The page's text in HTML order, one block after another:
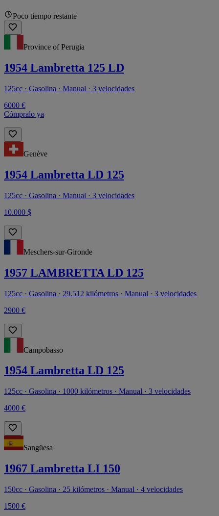
Poco tiempo restante
Province of Perugia
1954 Lambretta 125 LD
125cc · Gasolina · Manual · 3 velocidades
6000 €
Cómpralo ya
Genève
1954 Lambretta LD 125
125cc · Gasolina · Manual · 3 velocidades
10.000 $
Meschers-sur-Gironde
1957 LAMBRETTA LD 125
125cc · Gasolina · 29.512 kilómetros · Manual · 3 velocidades
2900 €
Campobasso
1954 Lambretta LD 125
125cc · Gasolina · 1000 kilómetros · Manual · 3 velocidades
4000 €
Sangüesa
1967 Lambretta LI 150
150cc · Gasolina · 25 kilómetros · Manual · 4 velocidades
1500 €